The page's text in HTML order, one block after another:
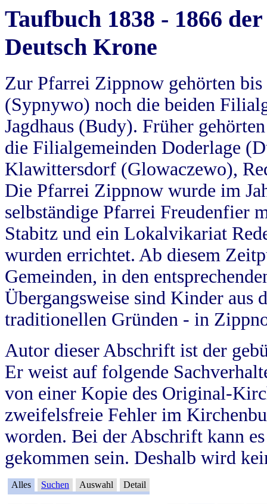
Taufbuch 1838 - 1866
Deutsch Krone
Zur Pfarrei Zippnow gehörten
(Sypnywo) noch die beiden
Jagdhaus (Budy). Früher
die Filialgemeinden Doderlage
Klawittersdorf (Glowaczewo),
Die Pfarrei Zippnow wurde im
selbständige Pfarrei Freudenfier
Stabitz und ein Lokalvikariat
wurden errichtet. Ab diesem
Gemeinden, in den
Übergangsweise sind Kinder aus
traditionellen Gründen - in
Autor dieser Abschrift ist der
Er weist auf folgende
von einer Kopie des Original-
zweifelsfreie Fehler im
worden. Bei der Abschrift kann
gekommen sein. Deshalb wird
Alles Suchen Auswahl Detail